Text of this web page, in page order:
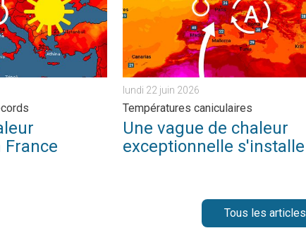
lundi 22 juin 2026
Températures caniculaires
Une vague de chaleur
exceptionnelle s'installe
Tous les articles